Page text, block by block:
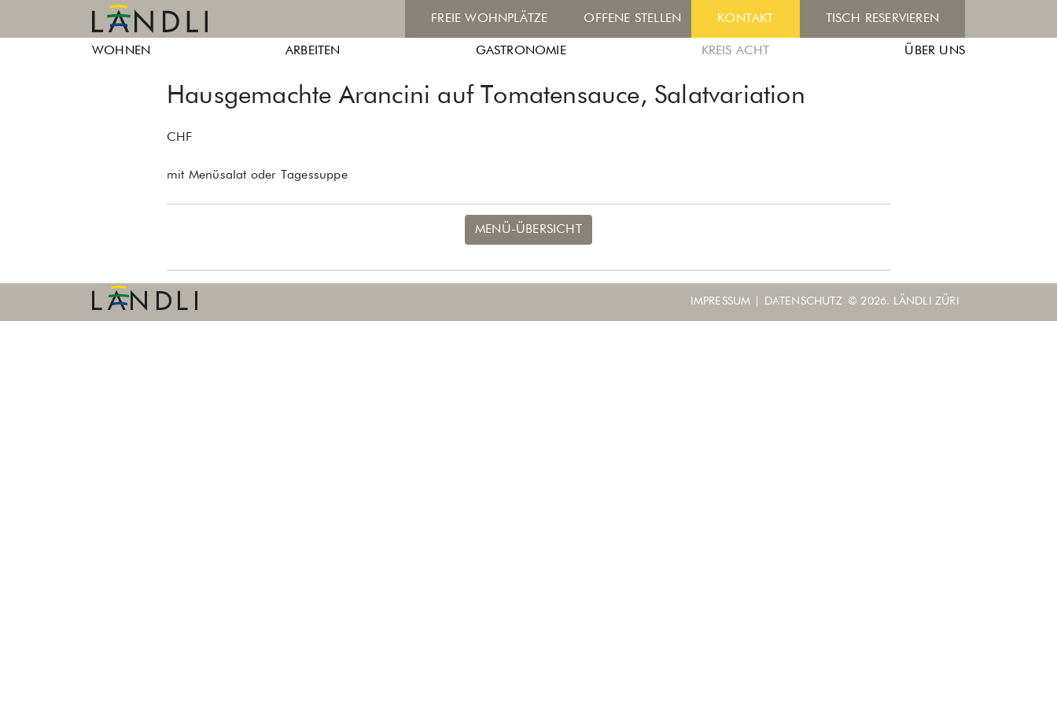
Ländli
Züri
Ländli
Züri
FREIE WOHNPLÄTZE OFFENE STELLEN KONTAKT TISCH RESERVIEREN
WOHNEN ARBEITEN GASTRONOMIE KREIS ACHT ÜBER UNS
Hausgemachte Arancini auf Tomatensauce, Salatvariation
CHF
mit Menüsalat oder Tagessuppe
MENÜ-ÜBERSICHT
IMPRESSUM DATENSCHUTZ © 2026. LÄNDLI ZÜRI